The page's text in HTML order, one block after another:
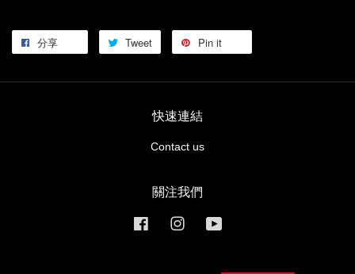
分享 Tweet Pin it
快速連結
Contact us
關注我們
FacebookInstagram